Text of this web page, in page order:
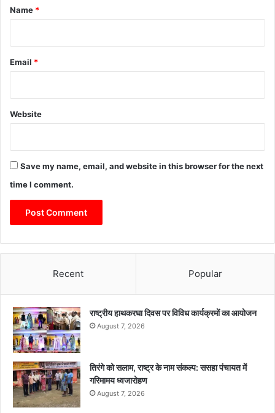
*
Name *
Email *
Website
Save my name, email, and website in this browser for the next
time I comment.
Recent Popular
राष्ट्रीय हाथकरघा दिवस पर विविध कार्यक्रमों का आयोजन
August 7, 2026
तिरंगे को सलाम, राष्ट्र के नाम संकल्प: ससहा पंचायत में
गरिमामय ध्वजारोहण
August 7, 2026